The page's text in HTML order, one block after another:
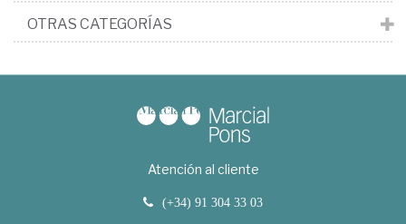
OTRAS CATEGORÍAS
Atención al cliente
(+34) 91 304 33 03